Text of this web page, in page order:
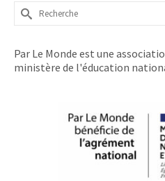
Rechercher :
Par Le Monde est une
ministère de l'éducation